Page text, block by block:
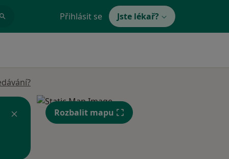
Přihlásit se Jste lékař?
Rozbalit mapu